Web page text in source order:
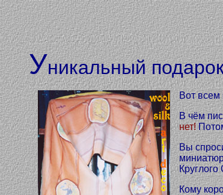
Уникальный
Вот всем
В чём
нет!
Вы
Круглого
Кому